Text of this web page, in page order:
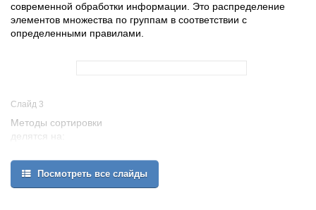
современной обработки информации. Это распределение
элементов множества по группам в соответствии с
определенными правилами.
Слайд 3
Методы сортировки
делятся на:
СЛОЖНЫЕ
Подсчетом
Вставками
Посмотреть все слайды